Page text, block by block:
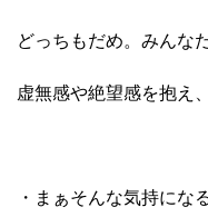
どっちもだめ。みんな
虚無感や絶望感を抱え
・まぁそんな気持にな